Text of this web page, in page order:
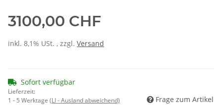
3100,00 CHF
inkl. 8,1% USt. , zzgl. Versand
Sofort verfügbar
Lieferzeit:
1 - 5 Werktage (LI - Ausland abweichend) Frage zum Artikel